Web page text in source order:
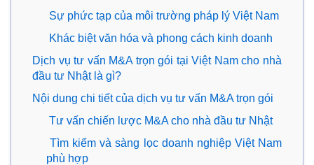
Sự phức tạp của môi trường pháp lý Việt Nam
Khác biệt văn hóa và phong cách kinh doanh
Dịch vụ tư vấn M&A trọn gói tại Việt Nam cho nhà
đầu tư Nhật là gì?
Nội dung chi tiết của dịch vụ tư vấn M&A trọn gói
Tư vấn chiến lược M&A cho nhà đầu tư Nhật
Tìm kiếm và sàng lọc doanh nghiệp Việt Nam
phù hợp